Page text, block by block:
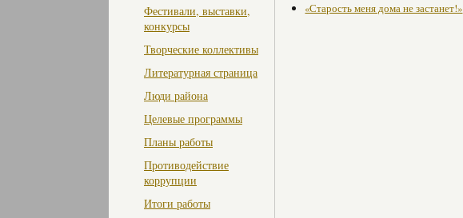
Фестивали, выставки,
конкурсы
Творческие коллективы
Литературная страница
Люди района
Целевые программы
Планы работы
Противодействие
коррупции
Итоги работы
«Старость меня дома не застанет!»